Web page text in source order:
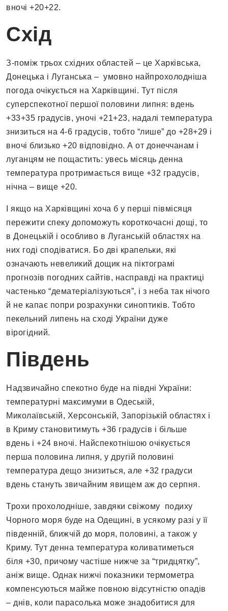
вночі +20+22.
Схід
З-поміж трьох східних областей – це Харківська,
Донецька і Луганська – умовно найпрохолодніша
погода очікується на Харківщині. Тут після
суперспекотної першої половини липня: вдень
+33+35 градусів, уночі +21+23, надалі температура
знизиться на 4-6 градусів, тобто “лише” до +28+29 і
вночі близько +20 відповідно. А от донеччанам і
луганцям не пощастить: увесь місяць денна
температура протримається вище +32 градусів,
нічна – вище +20.
І якщо на Харківщині хоча б у перші півмісяця
пережити спеку допоможуть короткочасні дощі, то
в Донецькій і особливо в Луганській областях на
них годі сподіватися. Бо дві крапельки, які
означають невеликий дощик на піктограмі
прогнозів погодних сайтів, насправді на практиці
частенько “дематеріалізуються”, і з неба так нічого
й не капає попри розрахунки синоптиків. Тобто
пекельний липень на сході України дуже
вірогідний.
Південь
Надзвичайно спекотно буде на півдні України:
температурні максимуми в Одеській,
Миколаївській, Херсонській, Запорізькій областях і
в Криму становитимуть +36 градусів і більше
вдень і +24 вночі. Найспекотнішою очікується
перша половина липня, у другій половині
температура дещо знизиться, але +32 градуси
вдень стануть звичайним явищем аж до серпня.
Трохи прохолодніше, завдяки свіжому подиху
Чорного моря буде на Одещині, в усякому разі у її
південній, ближчій до моря, половині, а також у
Криму. Тут денна температура коливатиметься
біля +30, причому частіше нижче за “тридцятку”,
аніж вище. Однак нижчі показники термометра
компенсуються майже повною відсутністю опадів
– днів, коли парасолька може знадобитися для